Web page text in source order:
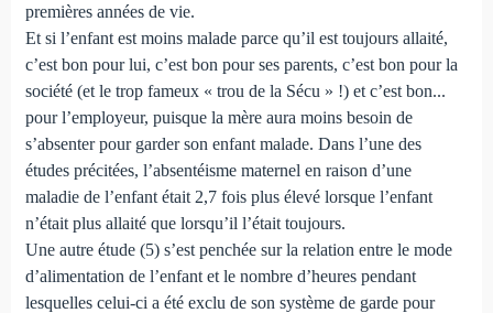
premières années de vie.
Et si l’enfant est moins malade parce qu’il est toujours allaité,
c’est bon pour lui, c’est bon pour ses parents, c’est bon pour la
société (et le trop fameux « trou de la Sécu » !) et c’est bon...
pour l’employeur, puisque la mère aura moins besoin de
s’absenter pour garder son enfant malade. Dans l’une des
études précitées, l’absentéisme maternel en raison d’une
maladie de l’enfant était 2,7 fois plus élevé lorsque l’enfant
n’était plus allaité que lorsqu’il l’était toujours.
Une autre étude (5) s’est penchée sur la relation entre le mode
d’alimentation de l’enfant et le nombre d’heures pendant
lesquelles celui-ci a été exclu de son système de garde pour